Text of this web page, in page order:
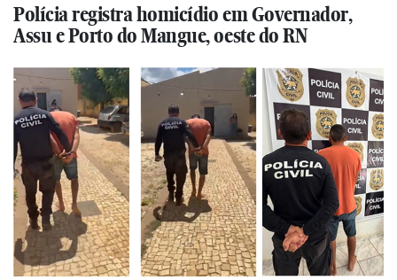
Polícia registra homicídio em Governador,
Assu e Porto do Mangue, oeste do RN